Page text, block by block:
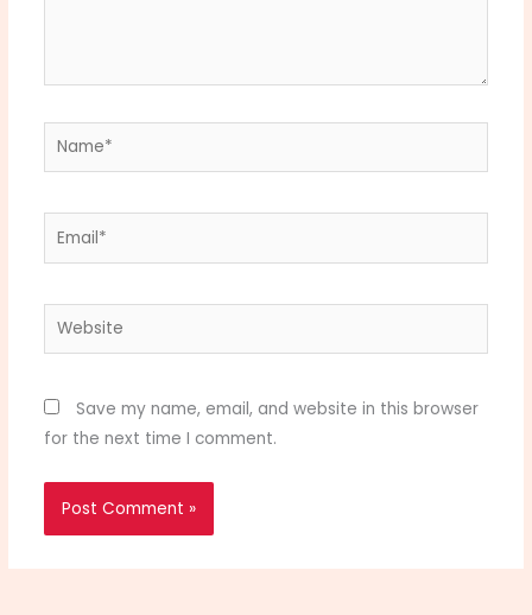
Name*
Email*
Website
Save my name, email, and website in this browser
for the next time I comment.